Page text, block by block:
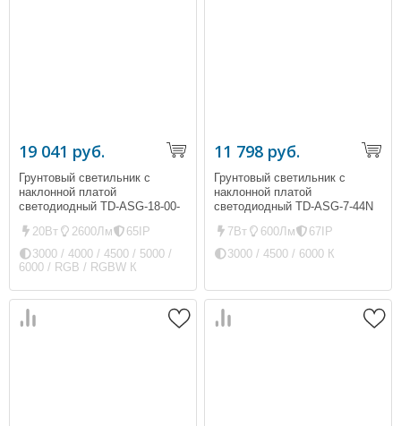
19 041 руб.
Грунтовый светильник с
наклонной платой
светодиодный TD-ASG-18-00-
20Вт
2600Лм
65IP
3000 / 4000 / 4500 / 5000 /
6000 / RGB / RGBW К
11 798 руб.
Грунтовый светильник с
наклонной платой
светодиодный TD-ASG-7-44N
7Вт
600Лм
67IP
3000 / 4500 / 6000 К